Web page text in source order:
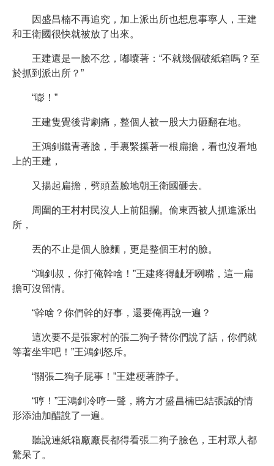
因盛昌楠不再追究，加上派出所也想息事寧人，王建
和王衛國很快就被放了出來。
王建還是一臉不忿，嘟囔著：“不就幾個破紙箱嗎？至
於抓到派出所？”
“嘭！”
王建隻覺後背劇痛，整個人被一股大力砸翻在地。
王鴻釗鐵青著臉，手裏緊攥著一根扁擔，看也沒看地
上的王建，
又揚起扁擔，劈頭蓋臉地朝王衛國砸去。
周圍的王村村民沒人上前阻攔。偷東西被人抓進派出
所，
丟的不止是個人臉麵，更是整個王村的臉。
“鴻釗叔，你打俺幹啥！”王建疼得齜牙咧嘴，這一扁
擔可沒留情。
“幹啥？你們幹的好事，還要俺再說一遍？
這次要不是張家村的張二狗子替你們說了話，你們就
等著坐牢吧！”王鴻釗怒斥。
“關張二狗子屁事！”王建梗著脖子。
“哼！”王鴻釗冷哼一聲，將方才盛昌楠巴結張誠的情
形添油加醋說了一遍。
聽說連紙箱廠廠長都得看張二狗子臉色，王村眾人都
驚呆了。